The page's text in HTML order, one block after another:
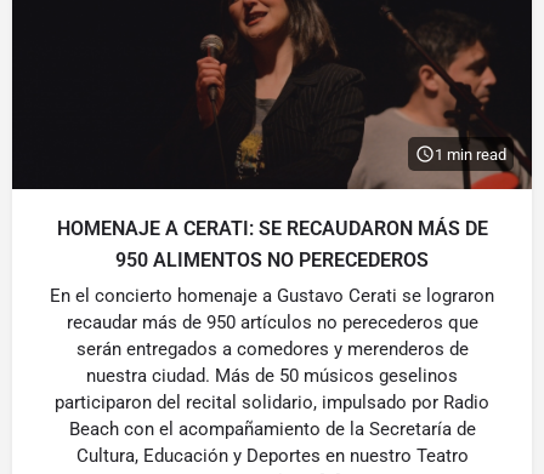
1 min read
HOMENAJE A CERATI: SE RECAUDARON MÁS DE
950 ALIMENTOS NO PERECEDEROS
En el concierto homenaje a Gustavo Cerati se lograron
recaudar más de 950 artículos no perecederos que
serán entregados a comedores y merenderos de
nuestra ciudad. Más de 50 músicos geselinos
participaron del recital solidario, impulsado por Radio
Beach con el acompañamiento de la Secretaría de
Cultura, Educación y Deportes en nuestro Teatro